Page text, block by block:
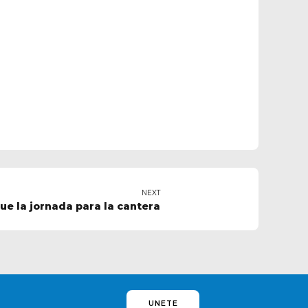
NEXT
la jornada para la cantera
UNETE